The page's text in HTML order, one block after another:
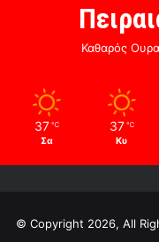
Καθαρός
37 ℃
Σα
37 ℃
Κυ
© Copyright 2026, All